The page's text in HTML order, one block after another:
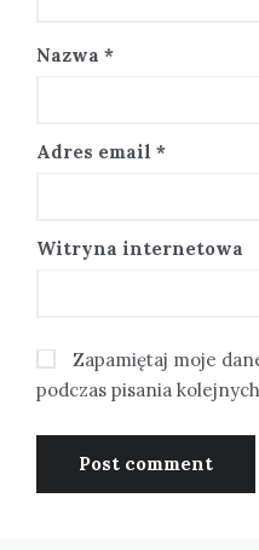
Nazwa *
Adres email *
Witryna internetowa
Zapamiętaj moje
podczas pisania